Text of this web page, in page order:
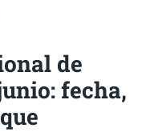
de
fecha,